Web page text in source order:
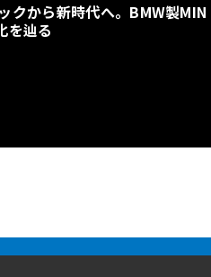
クから新時代へ。BMW製MIN
を辿る